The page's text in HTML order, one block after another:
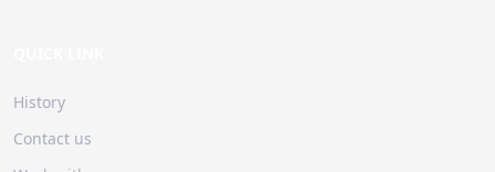
History
Contact us